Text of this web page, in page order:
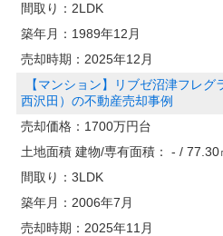
間取り： 2LDK
築年月： 1989年12月
売却時期： 2025年12月
【マンション】リブゼ沼津フレ
西沢田）の不動産売却事例
売却価格： 1700万円台
土地面積 建物/専有面積：
- / 77.30
間取り： 3LDK
築年月： 2006年7月
売却時期： 2025年11月